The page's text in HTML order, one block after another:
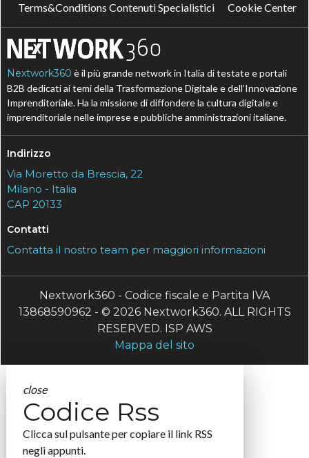
Terms&Conditions Contenuti Specialistici
Cookie Center
Nextwork360 è il più grande network in Italia di testate e portali
B2B dedicati ai temi della Trasformazione Digitale e dell’Innovazione
Imprenditoriale. Ha la missione di diffondere la cultura digitale e
imprenditoriale nelle imprese e pubbliche amministrazioni italiane.
Indirizzo
Via Moretto da Brescia, 22
Milano - Italia
CAP 20133
Contatti
Contatta il nostro team per maggiori informazioni
Nextwork360 - Codice fiscale e Partita IVA
13868590962 - © 2026 Nextwork360. ALL RIGHTS
RESERVED. ISP AWS
Mappa del sito
close
Codice Rss
Clicca sul pulsante per copiare il link RSS
negli appunti.